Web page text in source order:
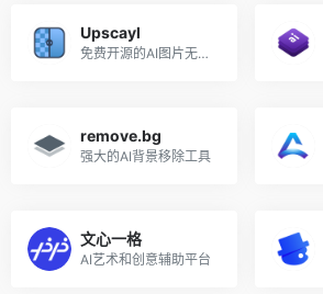
Upscayl
免费开源的AI图片无损放大工具
remove.bg
强大的AI背景移除工具
文心一格
AI艺术和创意辅助平台